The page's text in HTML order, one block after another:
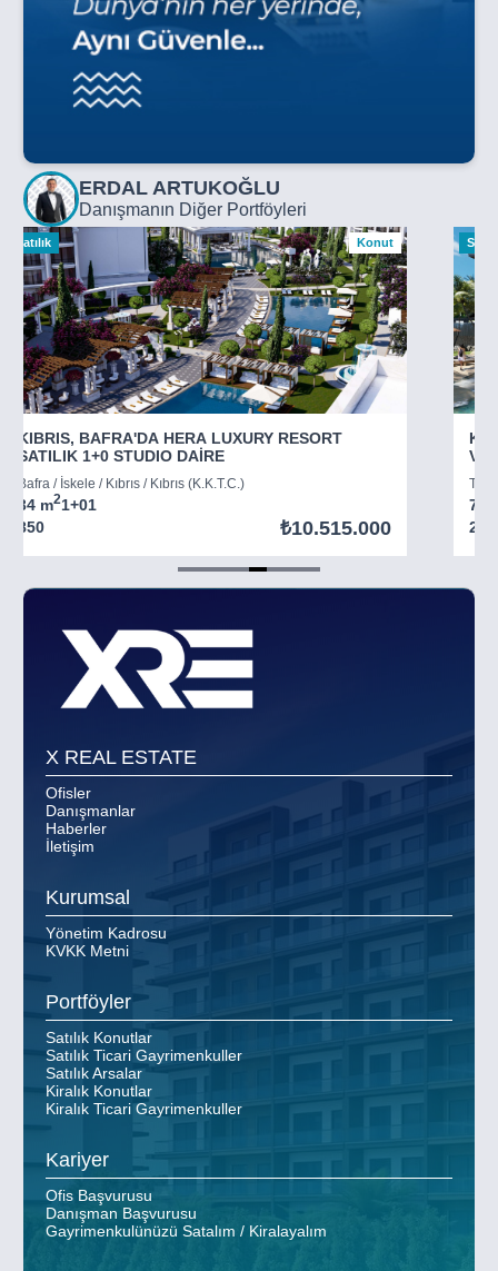
ERDAL ARTUKOĞLU
Danışmanın Diğer Portföyleri
Satılık Konut
KIBRIS, BAFRA'DA HERA LUXURY RESORT
SATILIK 1+0 STUDIO DAİRE
Bafra / İskele / Kıbrıs / Kıbrıs (K.K.T.C.)
34 m21+01
850
₺10.515.000
73
294
of
X REAL ESTATE
Ofisler
Danışmanlar
Haberler
İletişim
Kurumsal
Yönetim Kadrosu
KVKK Metni
Portföyler
Satılık Konutlar
Satılık Ticari Gayrimenkuller
Satılık Arsalar
Kiralık Konutlar
Kiralık Ticari Gayrimenkuller
Kariyer
Ofis Başvurusu
Danışman Başvurusu
Gayrimenkulünüzü Satalım / Kiralayalım